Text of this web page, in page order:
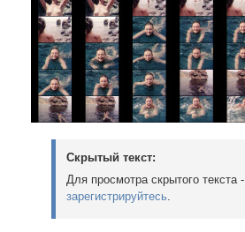
Скрытый текст:
Для просмотра скрытого текста -
зарегистрируйтесь.